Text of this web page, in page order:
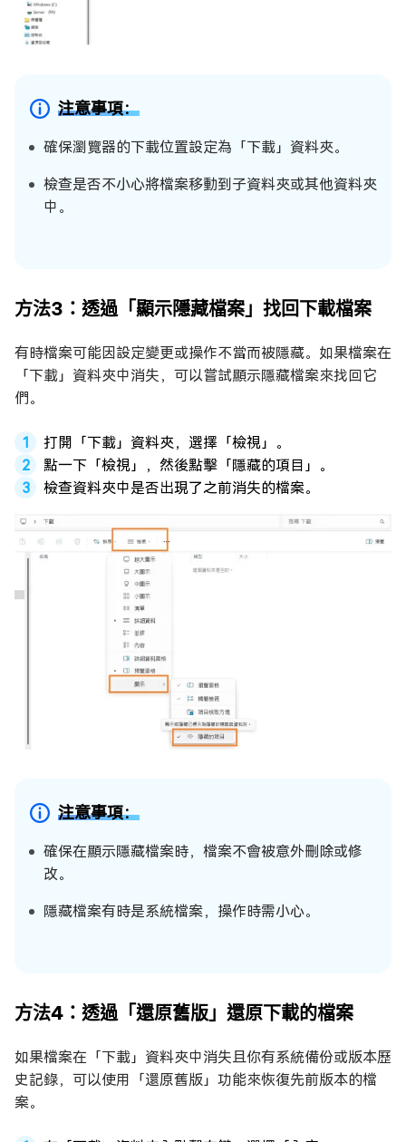
注意事項：
確保瀏覽器的下載位置設定為「下載」資料夾。
檢查是否不小心將檔案移動到子資料夾或其他資料夾
中。
方法3：透過「顯示隱藏檔案」找回下載檔案
有時檔案可能因設定變更或操作不當而被隱藏。如果檔案在
「下載」資料夾中消失，可以嘗試顯示隱藏檔案來找回它
們。
打開「下載」資料夾，選擇「檢視」。
點一下「檢視」，然後點擊「隱藏的項目」。
檢查資料夾中是否出現了之前消失的檔案。
注意事項：
確保在顯示隱藏檔案時，檔案不會被意外刪除或修
改。
隱藏檔案有時是系統檔案，操作時需小心。
方法4：透過「還原舊版」還原下載的檔案
如果檔案在「下載」資料夾中消失且你有系統備份或版本歷
史記錄，可以使用「還原舊版」功能來恢復先前版本的檔
案。